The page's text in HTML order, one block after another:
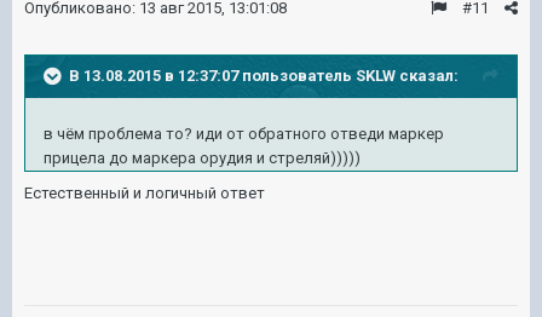
#11
Опубликовано: 13 авг 2015, 13:01:08
В 13.08.2015 в 12:37:07 пользователь SKLW сказал:
в чём проблема то? иди от обратного отведи маркер
прицела до маркера орудия и стреляй)))))
Естественный и логичный ответ